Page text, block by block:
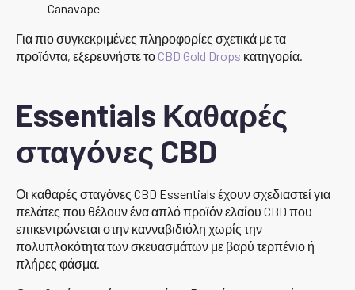
Canavape
Για πιο συγκεκριμένες πληροφορίες σχετικά με τα
προϊόντα, εξερευνήστε το CBD Gold Drops κατηγορία.
Essentials Καθαρές
σταγόνες CBD
Οι καθαρές σταγόνες CBD Essentials έχουν σχεδιαστεί για
πελάτες που θέλουν ένα απλό προϊόν ελαίου CBD που
επικεντρώνεται στην κανναβιδιόλη χωρίς την
πολυπλοκότητα των σκευασμάτων με βαρύ τερπένιο ή
πλήρες φάσμα.